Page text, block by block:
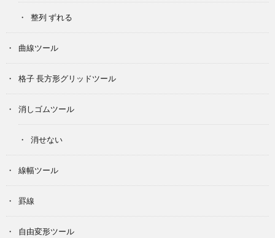
整列 ずれる
曲線ツール
格子 長方形グリッドツール
消しゴムツール
消せない
線幅ツール
罫線
自由変形ツール